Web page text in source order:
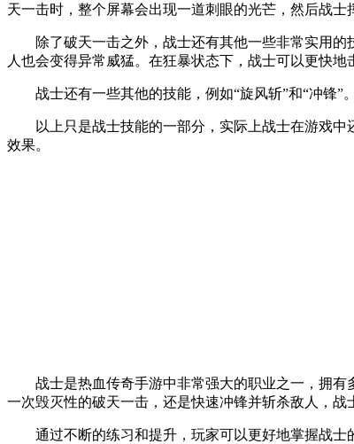
天一击时，整个屏幕会出现一道刺眼的光芒，然后战
除了破天一击之外，战士还有其他一些非常实用的
人也会变得异常威猛。在狂暴状态下，战士可以更快地
战士还有一些其他的技能，例如“旋风斩”和“冲锋”
以上只是战士技能的一部分，实际上战士在游戏中
效果。
战士是热血传奇手游中非常强大的职业之一，拥有
一次毁灭性的破天一击，还是快速冲锋并斩杀敌人，战
通过不断的练习和提升，玩家可以更好地掌握战士